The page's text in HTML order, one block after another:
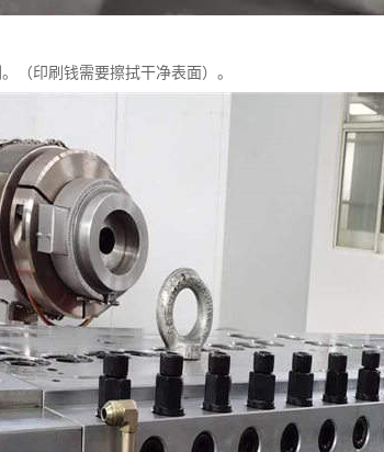
（印刷钱需要擦拭干净表面）。